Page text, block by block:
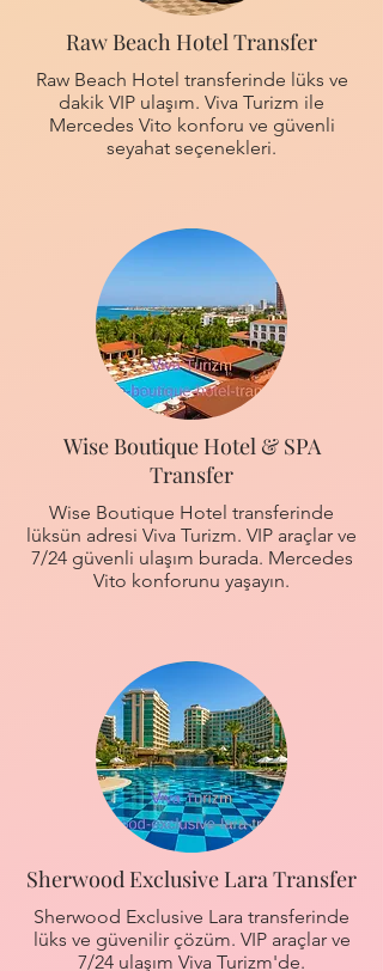
Raw Beach Hotel Transfer
Raw Beach Hotel transferinde lüks ve
dakik VIP ulaşım. Viva Turizm ile
Mercedes Vito konforu ve güvenli
seyahat seçenekleri.
Wise Boutique Hotel & SPA
Transfer
Wise Boutique Hotel transferinde
lüksün adresi Viva Turizm. VIP araçlar ve
7/24 güvenli ulaşım burada. Mercedes
Vito konforunu yaşayın.
Sherwood Exclusive Lara Transfer
Sherwood Exclusive Lara transferinde
lüks ve güvenilir çözüm. VIP araçlar ve
7/24 ulaşım Viva Turizm'de.